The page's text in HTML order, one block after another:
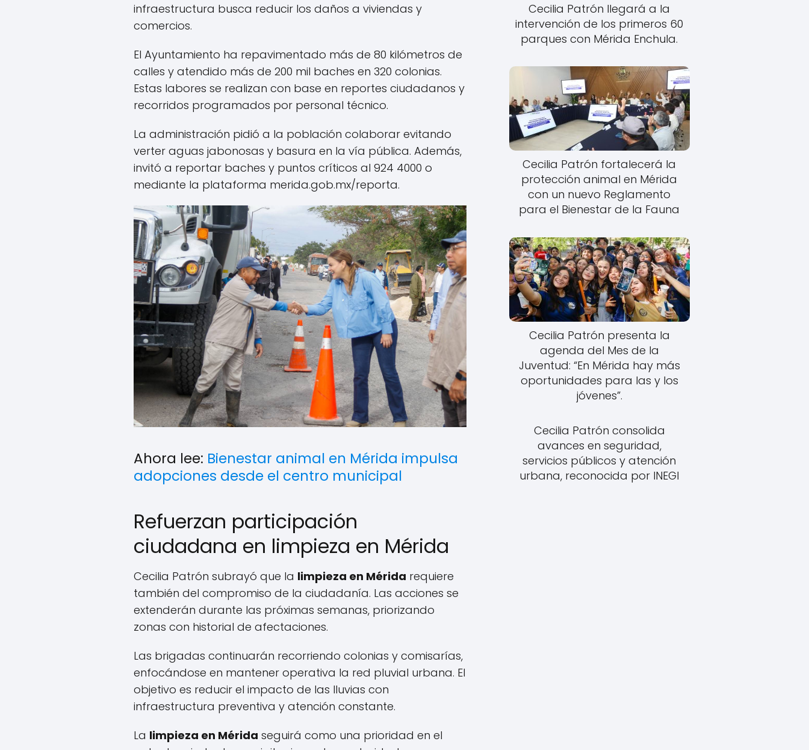
infraestructura busca reducir los daños a viviendas y
comercios.
El Ayuntamiento ha repavimentado más de 80 kilómetros de
calles y atendido más de 200 mil baches en 320 colonias.
Estas labores se realizan con base en reportes ciudadanos y
recorridos programados por personal técnico.
La administración pidió a la población colaborar evitando
verter aguas jabonosas y basura en la vía pública. Además,
invitó a reportar baches y puntos críticos al 924 4000 o
mediante la plataforma merida.gob.mx/reporta.
Ahora lee: Bienestar animal en Mérida impulsa
adopciones desde el centro municipal
Refuerzan participación
ciudadana en limpieza en Mérida
Cecilia Patrón subrayó que la limpieza en Mérida requiere
también del compromiso de la ciudadanía. Las acciones se
extenderán durante las próximas semanas, priorizando
zonas con historial de afectaciones.
Las brigadas continuarán recorriendo colonias y comisarías,
enfocándose en mantener operativa la red pluvial urbana. El
objetivo es reducir el impacto de las lluvias con
infraestructura preventiva y atención constante.
La limpieza en Mérida seguirá como una prioridad en el
Cecilia Patrón llegará a la
intervención de los primeros 60
parques con Mérida Enchula.
Cecilia Patrón fortalecerá la
protección animal en Mérida
con un nuevo Reglamento
para el Bienestar de la Fauna
Cecilia Patrón presenta la
agenda del Mes de la
Juventud: “En Mérida hay más
oportunidades para las y los
jóvenes”.
Cecilia Patrón consolida
avances en seguridad,
servicios públicos y atención
urbana, reconocida por INEGI